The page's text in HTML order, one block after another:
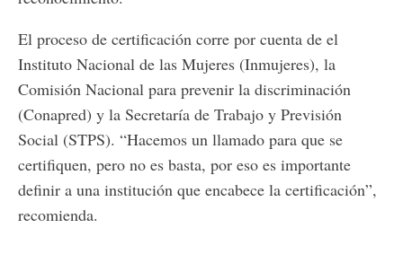
El proceso de certificación corre por cuenta de el
Instituto Nacional de las Mujeres (Inmujeres), la
Comisión Nacional para prevenir la discriminación
(Conapred) y la Secretaría de Trabajo y Previsión
Social (STPS). “Hacemos un llamado para que se
certifiquen, pero no es basta, por eso es importante
definir a una institución que encabece la certificación”,
recomienda.